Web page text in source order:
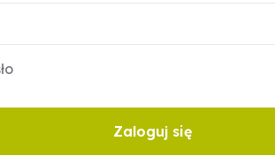
Zaloguj się